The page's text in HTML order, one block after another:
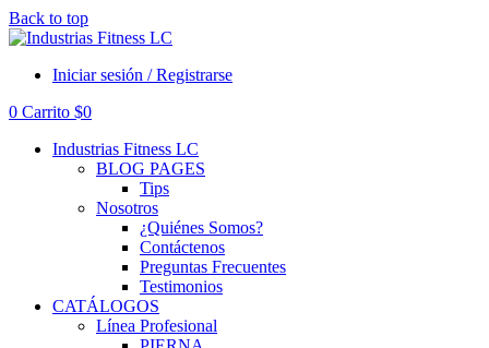
Back to top
Iniciar sesión / Registrarse
0 Carrito $0
Industrias Fitness LC
BLOG PAGES
Tips
Nosotros
¿Quiénes Somos?
Contáctenos
Preguntas Frecuentes
Testimonios
CATÁLOGOS
Línea Profesional